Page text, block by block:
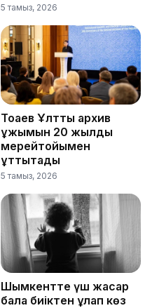
5 тамыз, 2026
Тоқаев Ұлттық архив
ұжымын 20 жылдық
мерейтойымен
құттықтады
5 тамыз, 2026
Шымкентте үш жасар
бала биіктен құлап көз